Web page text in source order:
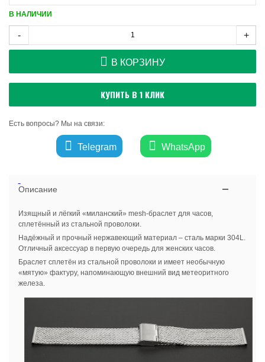
В НАЛИЧИИ
- +
В КОРЗИНУ
КУПИТЬ В 1 КЛИК
Есть вопросы? Мы на связи:
Telegram WhatsApp
Описание
Изящный и лёгкий «миланский» mesh-браслет для часов,
сплетённый из стальной проволоки.
Надёжный и прочный нержавеющий материал – сталь марки 304L.
Отличный аксессуар в первую очередь для женских часов.
Браслет сплетён из стальной проволоки и имеет необычную
«мятую» фактуру, напоминающую внешний вид метеоритного
железа.